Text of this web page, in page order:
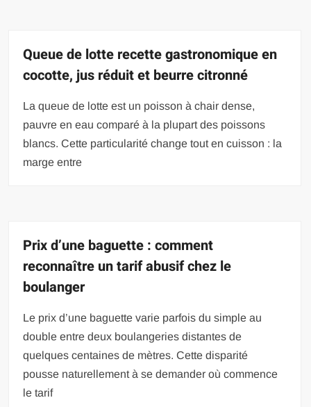
Queue de lotte recette gastronomique en
cocotte, jus réduit et beurre citronné
La queue de lotte est un poisson à chair dense,
pauvre en eau comparé à la plupart des poissons
blancs. Cette particularité change tout en cuisson : la
marge entre
Prix d’une baguette : comment
reconnaître un tarif abusif chez le
boulanger
Le prix d’une baguette varie parfois du simple au
double entre deux boulangeries distantes de
quelques centaines de mètres. Cette disparité
pousse naturellement à se demander où commence
le tarif